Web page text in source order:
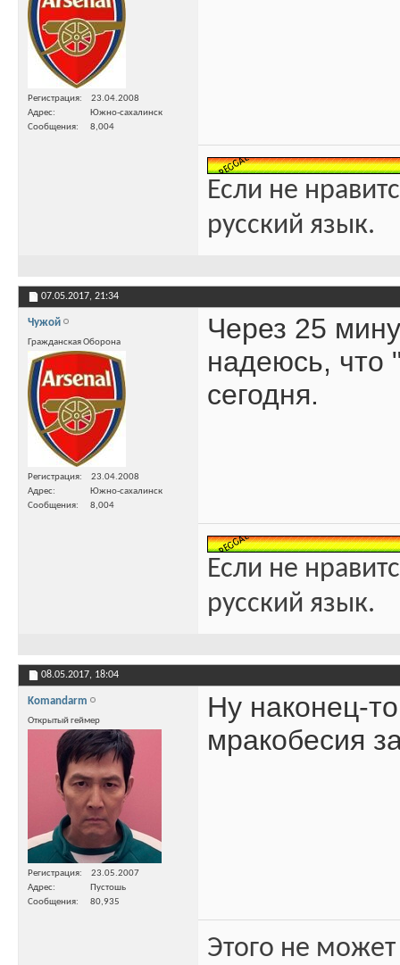
Регистрация
23.04.2008
Адрес
Южно-сахалинск
Сообщения
8,004
Если не
русский язык.
07.05.2017, 21:34
Чужой
Гражданская Оборона
Регистрация
23.04.2008
Адрес
Южно-сахалинск
Сообщения
8,004
Через 25
надеюсь, что
сегодня.
Если не
русский язык.
08.05.2017, 18:04
Komandarm
Открытый геймер
Регистрация
23.05.2007
Адрес
Пустошь
Сообщения
80,935
Ну наконец-
мракобесия
Этого не